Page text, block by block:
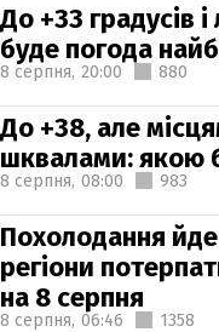
До +33 градусів
буде погода
8 серпня, 20:00 880
До +38, але
шквалами: якою
8 серпня, 08:00 983
Похолодання йде
регіони
на 8 серпня
8 серпня, 06:46 1358